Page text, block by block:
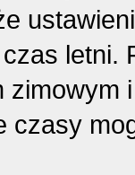
letni.
czasy